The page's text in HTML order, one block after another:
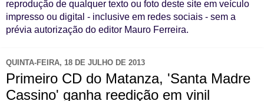
reprodução de qualquer texto ou foto deste site em veículo
impresso ou digital - inclusive em redes sociais - sem a
prévia autorização do editor Mauro Ferreira.
QUINTA-FEIRA, 18 DE JULHO DE 2013
Primeiro CD do Matanza, 'Santa Madre
Cassino' ganha reedição em vinil